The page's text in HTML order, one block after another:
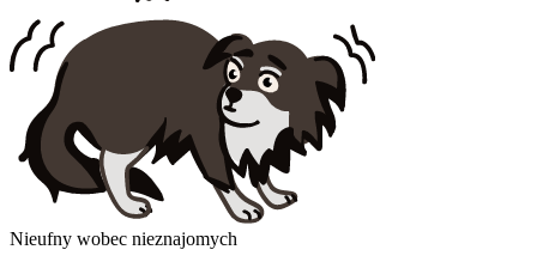
Nieufny wobec nieznajomych